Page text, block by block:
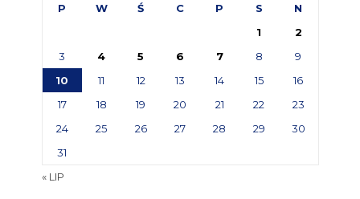
P W Ś C P S
N
1
2
3
4 5 6 7 8
9
10
11 12 13 14 15
16
17
18 19 20 21 22
23
24
25 26 27 28 29
30
31
« LIP